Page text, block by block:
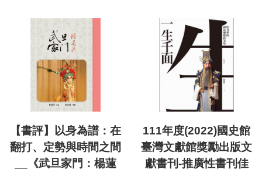
【書評】以身為譜：在
翻打、定勢與時間之間
__《武旦家門：楊蓮
111年度(2022)國史館
臺灣文獻館獎勵出版文
獻書刊-推廣性書刊佳